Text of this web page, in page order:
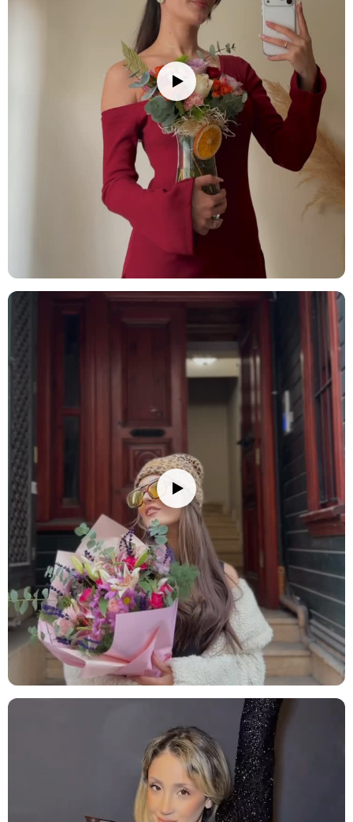
tutarak kesin. Çiçekleri yerleştireceğiniz vazoyu iyice temizleyin ve
vazoya oda sıcaklığında su doldurun; su seviyesini sapların yarısına
kadar gelecek şekilde ayarlamaya dikkat edin. Vazonuza bir paket
çiçek besini eklemeyi unutmayın. Çiçeklerinizi direkt güneş
ışığından, rüzgardan ve ısı kaynaklarından (radyatör, klima, soba
gibi) uzak tutun. Su seviyesini her gün kontrol ederek değiştirin ve
her su değişiminde sapları 0.5-1 cm kadar tekrar kesin. Ayrıca, suyu
klorsuz ve dinlenmiş su ile değiştirmek çiçeklerinizin ömrünü
uzatmanızı sağlayacaktır. Solan veya kuruyan çiçekleri temizleyerek
diğer çiçeklerin daha uzun süre taze kalmasını sağlayabilirsiniz.
Stok durumuna göre ürünlerde ufak değişiklikler olabilir.